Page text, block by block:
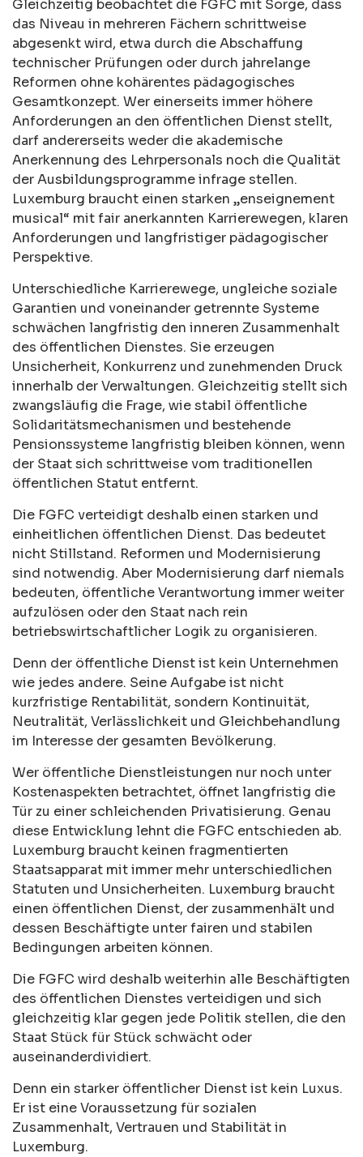
Gleichzeitig beobachtet die FGFC mit Sorge, dass
das Niveau in mehreren Fächern schrittweise
abgesenkt wird, etwa durch die Abschaffung
technischer Prüfungen oder durch jahrelange
Reformen ohne kohärentes pädagogisches
Gesamtkonzept. Wer einerseits immer höhere
Anforderungen an den öffentlichen Dienst stellt,
darf andererseits weder die akademische
Anerkennung des Lehrpersonals noch die Qualität
der Ausbildungsprogramme infrage stellen.
Luxemburg braucht einen starken „enseignement
musical“ mit fair anerkannten Karrierewegen, klaren
Anforderungen und langfristiger pädagogischer
Perspektive.
Unterschiedliche Karrierewege, ungleiche soziale
Garantien und voneinander getrennte Systeme
schwächen langfristig den inneren Zusammenhalt
des öffentlichen Dienstes. Sie erzeugen
Unsicherheit, Konkurrenz und zunehmenden Druck
innerhalb der Verwaltungen. Gleichzeitig stellt sich
zwangsläufig die Frage, wie stabil öffentliche
Solidaritätsmechanismen und bestehende
Pensionssysteme langfristig bleiben können, wenn
der Staat sich schrittweise vom traditionellen
öffentlichen Statut entfernt.
Die FGFC verteidigt deshalb einen starken und
einheitlichen öffentlichen Dienst. Das bedeutet
nicht Stillstand. Reformen und Modernisierung
sind notwendig. Aber Modernisierung darf niemals
bedeuten, öffentliche Verantwortung immer weiter
aufzulösen oder den Staat nach rein
betriebswirtschaftlicher Logik zu organisieren.
Denn der öffentliche Dienst ist kein Unternehmen
wie jedes andere. Seine Aufgabe ist nicht
kurzfristige Rentabilität, sondern Kontinuität,
Neutralität, Verlässlichkeit und Gleichbehandlung
im Interesse der gesamten Bevölkerung.
Wer öffentliche Dienstleistungen nur noch unter
Kostenaspekten betrachtet, öffnet langfristig die
Tür zu einer schleichenden Privatisierung. Genau
diese Entwicklung lehnt die FGFC entschieden ab.
Luxemburg braucht keinen fragmentierten
Staatsapparat mit immer mehr unterschiedlichen
Statuten und Unsicherheiten. Luxemburg braucht
einen öffentlichen Dienst, der zusammenhält und
dessen Beschäftigte unter fairen und stabilen
Bedingungen arbeiten können.
Die FGFC wird deshalb weiterhin alle Beschäftigten
des öffentlichen Dienstes verteidigen und sich
gleichzeitig klar gegen jede Politik stellen, die den
Staat Stück für Stück schwächt oder
auseinanderdividiert.
Denn ein starker öffentlicher Dienst ist kein Luxus.
Er ist eine Voraussetzung für sozialen
Zusammenhalt, Vertrauen und Stabilität in
Luxemburg.